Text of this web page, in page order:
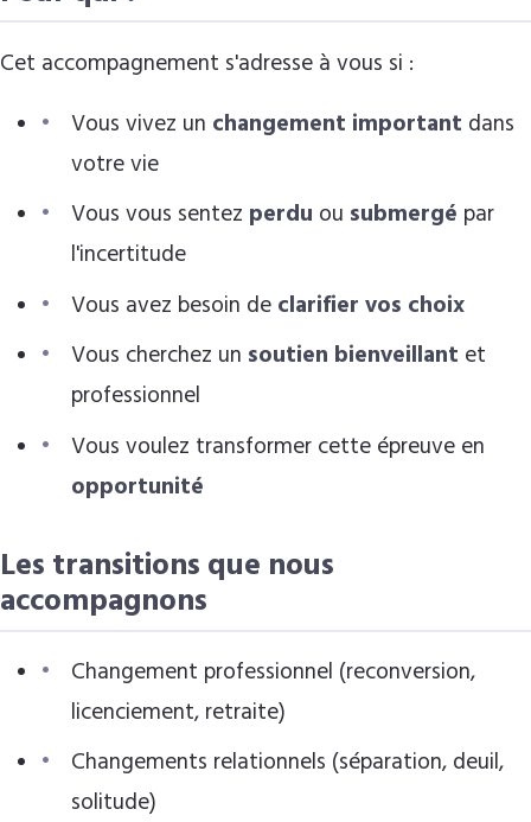
Cet accompagnement s'adresse à vous si :
Vous vivez un changement important dans
votre vie
Vous vous sentez perdu ou submergé par
l'incertitude
Vous avez besoin de clarifier vos choix
Vous cherchez un soutien bienveillant et
professionnel
Vous voulez transformer cette épreuve en
opportunité
Les transitions que nous
accompagnons
Changement professionnel (reconversion,
licenciement, retraite)
Changements relationnels (séparation, deuil,
solitude)